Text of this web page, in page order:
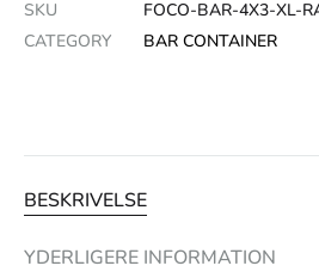
SKU
FOCO-BAR-4X3-XL-
CATEGORY
BAR CONTAINER
BESKRIVELSE
YDERLIGERE INFORMATION